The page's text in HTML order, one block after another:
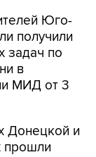
Юго-
получили
задач по
в
МИД от 3
Донецкой и
прошли